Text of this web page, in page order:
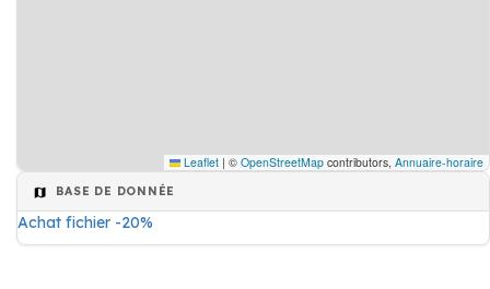
Leaflet | © OpenStreetMap contributors, Annuaire-horaire
BASE DE DONNÉE
Achat fichier -20%